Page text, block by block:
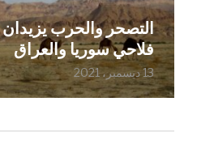
التصحر والحرب يزيدان
فلاحي سوريا والعراق
13 ديسمبر، 2021